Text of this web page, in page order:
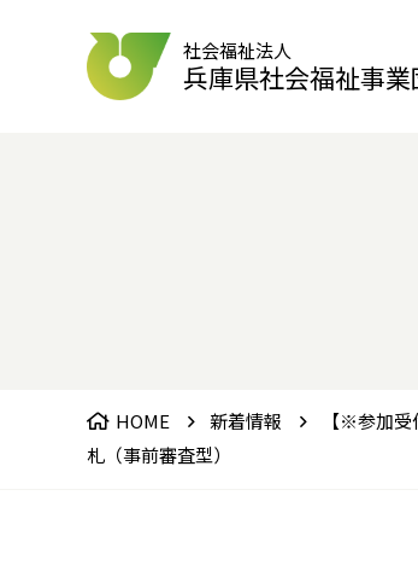
社会福祉法人
兵庫県社会福祉事業
HOME 新着情報
【※参加
札（事前審査型）